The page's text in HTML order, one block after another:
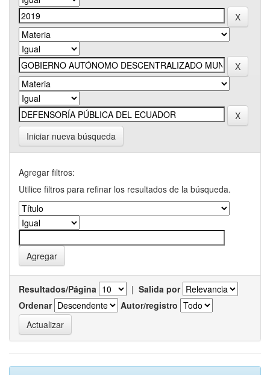
Iniciar nueva búsqueda
Agregar filtros:
Utilice filtros para refinar los resultados de la búsqueda.
Resultados/Página | Salida por
Ordenar
Autor/registro